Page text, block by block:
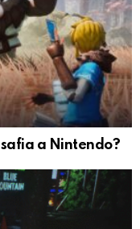
a Nintendo?